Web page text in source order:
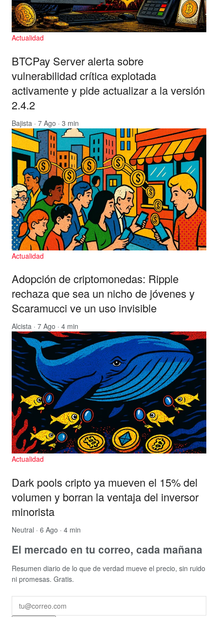
Actualidad
BTCPay Server alerta sobre
vulnerabilidad crítica explotada
activamente y pide actualizar a la versión
2.4.2
Bajista · 7 Ago · 3 min
Actualidad
Adopción de criptomonedas: Ripple
rechaza que sea un nicho de jóvenes y
Scaramucci ve un uso invisible
Alcista · 7 Ago · 4 min
Actualidad
Dark pools cripto ya mueven el 15% del
volumen y borran la ventaja del inversor
minorista
Neutral · 6 Ago · 4 min
El mercado en tu correo, cada mañana
Resumen diario de lo que de verdad mueve el precio, sin ruido
ni promesas. Gratis.